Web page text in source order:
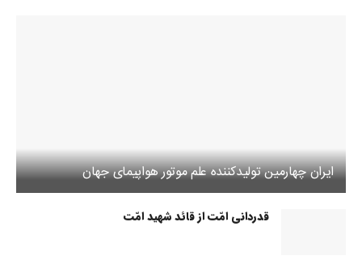
ایران چهارمین تولیدکننده علم موتور هواپیمای جهان
قدردانی امّت از قائد شهید امّت